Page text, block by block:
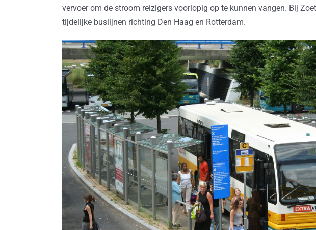
vervoer om de stroom reizigers voorlopig op te kunnen vangen. Bij
tijdelijke buslijnen richting Den Haag en Rotterdam.